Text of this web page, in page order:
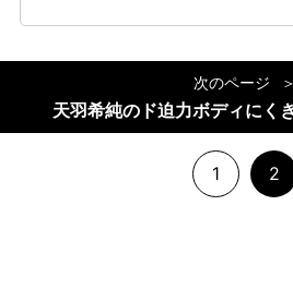
次のページ
天羽希純のド迫力ボディにく
1 2